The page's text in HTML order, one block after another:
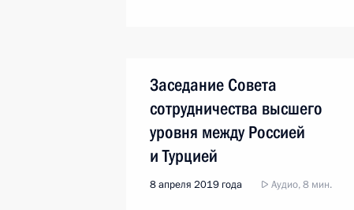
Заседание Совета
сотрудничества высшего
уровня между Россией
и Турцией
8 апреля 2019 года Аудио, 8 мин.